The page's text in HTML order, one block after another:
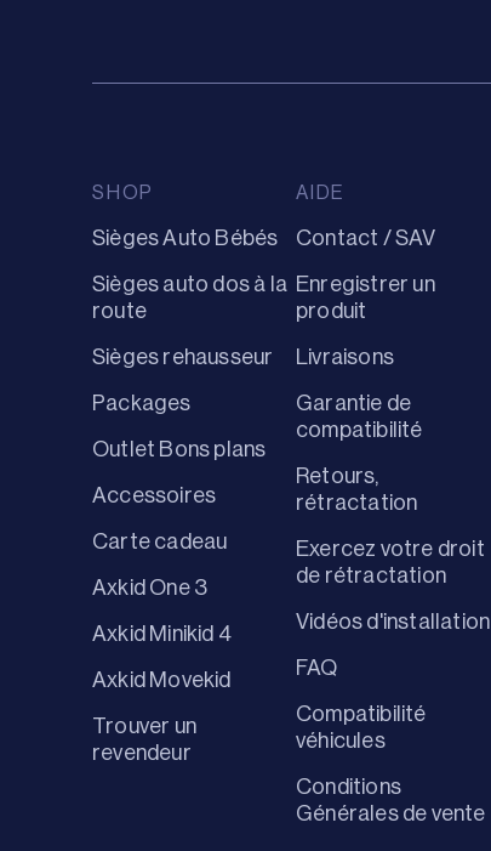
SHOP
Sièges Auto Bébés
Sièges auto dos à la
route
Sièges rehausseur
Packages
Outlet Bons plans
Accessoires
Carte cadeau
Axkid One 3
Axkid Minikid 4
Axkid Movekid
Trouver un
revendeur
AIDE
Contact / SAV
Enregistrer un
produit
Livraisons
Garantie de
compatibilité
Retours,
rétractation
Exercez votre droit
de rétractation
Vidéos d'installation
FAQ
Compatibilité
véhicules
Conditions
Générales de vente